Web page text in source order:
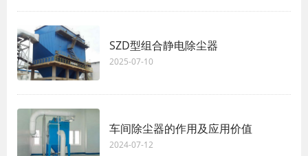
SZD型组合静电除尘器
2025-07-10
车间除尘器的作用及应用价值
2024-07-12